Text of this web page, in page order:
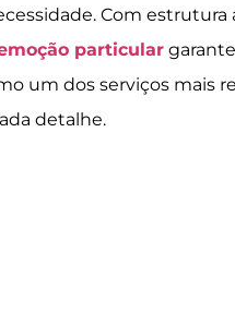
Com estrutura
particular
um dos serviços mais
detalhe.